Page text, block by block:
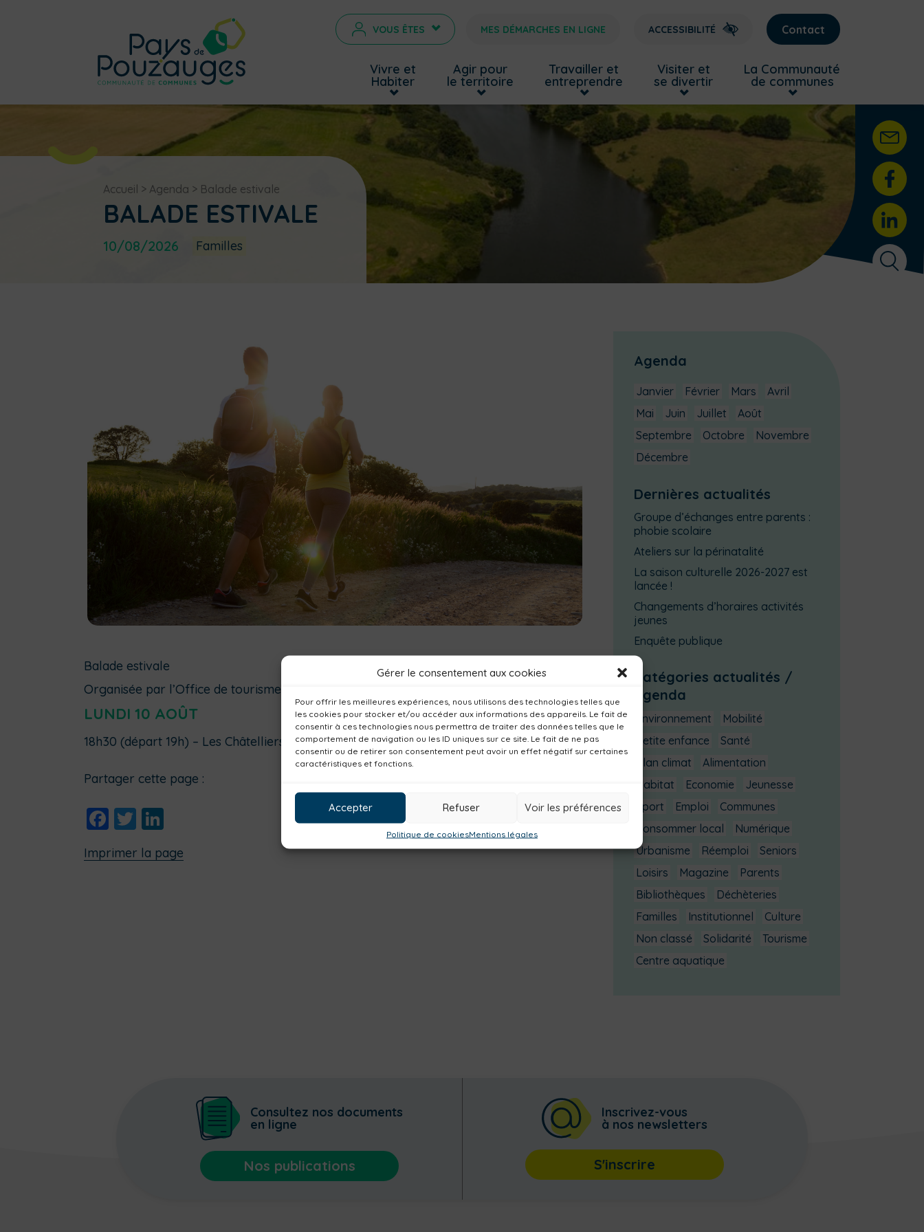
Gérer le consentement aux cookies
Pour offrir les meilleures expériences, nous utilisons des technologies telles que
les cookies pour stocker et/ou accéder aux informations des appareils. Le fait de
consentir à ces technologies nous permettra de traiter des données telles que le
comportement de navigation ou les ID uniques sur ce site. Le fait de ne pas
consentir ou de retirer son consentement peut avoir un effet négatif sur certaines
caractéristiques et fonctions.
Accepter Refuser Voir les préférences
Politique de cookiesMentions légales
VOUS ÊTES > MES DÉMARCHES EN LIGNE ACCESSIBILITÉ Contact
Vivre et
Habiter
Agir pour
le territoire
Travailler et
entreprendre
Visiter et
se divertir
La Communauté
de communes
Accueil > Agenda > Balade estivale
BALADE ESTIVALE
10/08/2026 Familles
Balade estivale
Organisée par l’Office de tourisme et l’ASPP.
LUNDI 10 AOÛT
18h30 (départ 19h) – Les Châtelliers-Châteaumur à Sèvremont
Partager cette page :
Facebook
Twitter
Imprimer la page
Agenda
Janvier Février Mars
Avril
Mai
Juin Juillet
Août
Septembre
Octobre
Novembre
Décembre
Dernières actualités
Groupe d’échanges entre parents :
phobie scolaire
Ateliers sur la périnatalité
La saison culturelle 2026-2027 est
lancée !
Changements d’horaires activités
jeunes
Enquête publique
Catégories actualités /
agenda
Environnement
Mobilité
Petite enfance
Santé
Plan climat
Alimentation
Habitat
Economie
Jeunesse
Sport
Emploi
Communes
Consommer local
Numérique
Urbanisme
Réemploi
Seniors
Loisirs
Magazine
Parents
Bibliothèques
Déchèteries
Familles
Institutionnel
Culture
Non classé
Solidarité
Tourisme
Centre aquatique
Consultez nos documents
en ligne
Nos publications
Inscrivez-vous
à nos newsletters
S'inscrire